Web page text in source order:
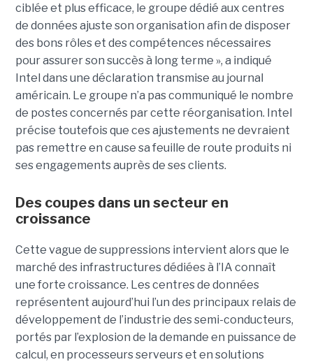
ciblée et plus efficace, le groupe dédié aux centres
de données ajuste son organisation afin de disposer
des bons rôles et des compétences nécessaires
pour assurer son succès à long terme », a indiqué
Intel dans une déclaration transmise au journal
américain. Le groupe n’a pas communiqué le nombre
de postes concernés par cette réorganisation. Intel
précise toutefois que ces ajustements ne devraient
pas remettre en cause sa feuille de route produits ni
ses engagements auprès de ses clients.
Des coupes dans un secteur en
croissance
Cette vague de suppressions intervient alors que le
marché des infrastructures dédiées à l’IA connaît
une forte croissance. Les centres de données
représentent aujourd’hui l’un des principaux relais de
développement de l’industrie des semi-conducteurs,
portés par l’explosion de la demande en puissance de
calcul, en processeurs serveurs et en solutions